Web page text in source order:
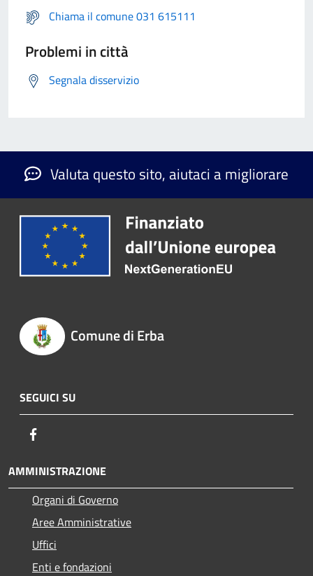
Chiama il comune 031 615111
Problemi in città
Segnala disservizio
Valuta questo sito, aiutaci a migliorare
Comune di Erba
SEGUICI SU
AMMINISTRAZIONE
Organi di Governo
Aree Amministrative
Uffici
Enti e fondazioni